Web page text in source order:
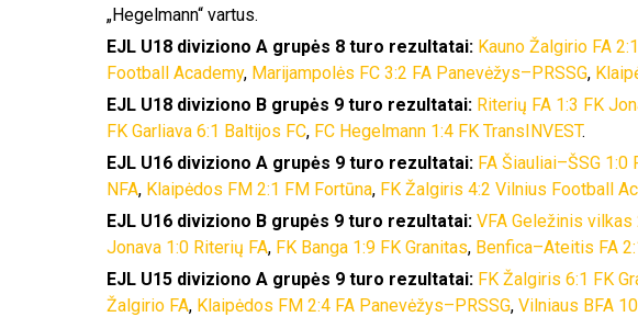
„Hegelmann“ vartus.
EJL U18 diviziono A grupės 8 turo rezultatai: Kauno Žalgirio FA
Football Academy, Marijampolės FC 3:2 FA Panevėžys–PRSSG,
EJL U18 diviziono B grupės 9 turo rezultatai: Riterių FA 1:3 FK
FK Garliava 6:1 Baltijos FC, FC Hegelmann 1:4 FK TransINVEST.
EJL U16 diviziono A grupės 9 turo rezultatai: FA Šiauliai–ŠSG 1:0
NFA, Klaipėdos FM 2:1 FM Fortūna, FK Žalgiris 4:2 Vilnius Football
EJL U16 diviziono B grupės 9 turo rezultatai: VFA Geležinis vilkas
Jonava 1:0 Riterių FA, FK Banga 1:9 FK Granitas, Benfica–Ateitis FA
EJL U15 diviziono A grupės 9 turo rezultatai: FK Žalgiris 6:1 FK
Žalgirio FA, Klaipėdos FM 2:4 FA Panevėžys–PRSSG, Vilniaus BFA